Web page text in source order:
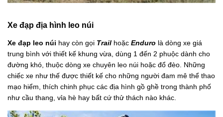
Xe đạp địa hình leo núi
Xe đạp leo núi hay còn gọi Trail hoặc Enduro là dòng xe giá
trung bình với thiết kế khung vừa, dùng 1 đến 2 phuộc dành cho
đường khó, thuộc dòng xe chuyên leo núi hoặc đổ đèo. Những
chiếc xe như thế được thiết kế cho những người đam mê thể thao
mạo hiểm, thích chinh phục các địa hình gồ ghề trong thành phố
như cầu thang, vỉa hè hay bất cứ thử thách nào khác.